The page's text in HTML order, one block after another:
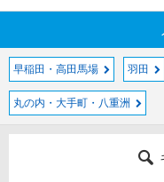
早稲田・高田馬場 羽田
丸の内・大手町・八重洲